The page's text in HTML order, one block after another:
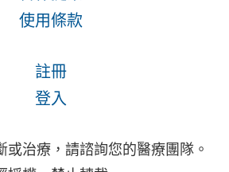
使用條款
註冊
登入
或治療，請諮詢您的醫療團隊。